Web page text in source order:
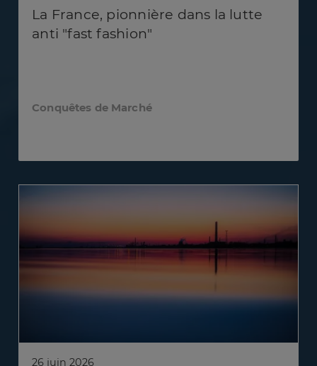
La France, pionnière dans la lutte
anti "fast fashion"
Conquêtes de Marché
26 juin 2026